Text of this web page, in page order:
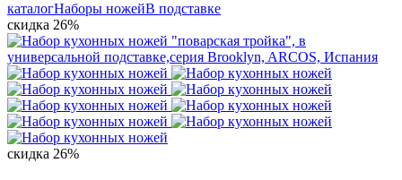
каталогНаборы ножейВ подставке
скидка 26%
скидка 26%